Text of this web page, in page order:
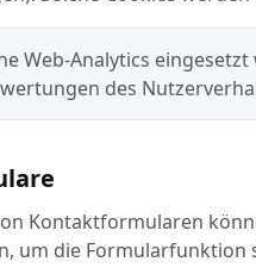
Web-Analytics
des
Kontaktformularen
um die Formularfunktion